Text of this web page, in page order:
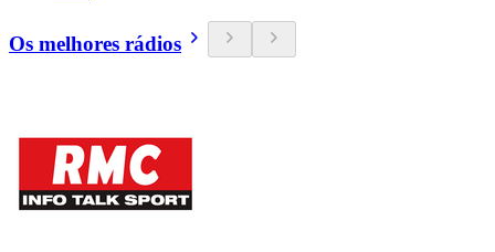
Os melhores rádios